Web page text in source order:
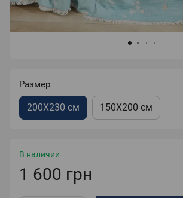
Размер
200X230 см 150X200 см
В наличии
1 600 грн